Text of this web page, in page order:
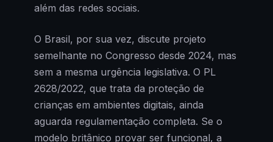
além das redes sociais.
O Brasil, por sua vez, discute projeto
semelhante no Congresso desde 2024, mas
sem a mesma urgência legislativa. O PL
2628/2022, que trata da proteção de
crianças em ambientes digitais, ainda
aguarda regulamentação completa. Se o
modelo britânico provar ser funcional, a